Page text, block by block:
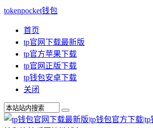
tokenpocket钱包
首页
tp官网下载最新版
tp官方苹果下载
tp官网正版下载
tp钱包安卓下载
关闭